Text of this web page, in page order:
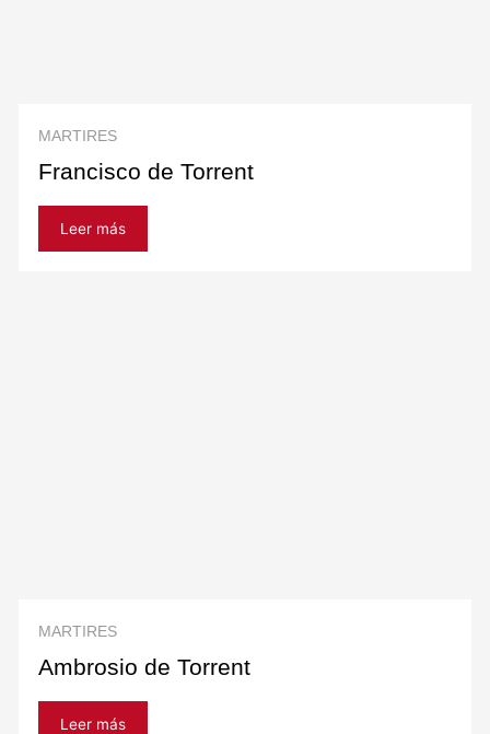
MARTIRES
Francisco de Torrent
Leer más
MARTIRES
Ambrosio de Torrent
Leer más